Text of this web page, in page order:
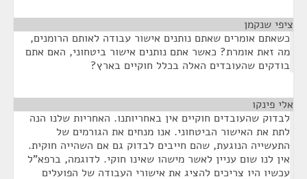
ציפי שנקמן
כשאתם אומרים שאתם נותנים אישור עבודה לאותם הרומנים,
מה זאת אומרת? כאשר אתם נותנים אישור ביטחוני, האם אתם
בודקים שהעובדים האלה בכלל חוקיים בארץ?
אלי פינקו
לבדוק שהעובדים חוקיים אין באחריותנו. האחריות שלנו הנה
לתת את האישור הביטחוני. אנו מנחים את הגורמים של
התעשייה הנוגעת, שהם חייבים לבדוק גם אם השהייה חוקית.
אין לנו שום עניין לאשר מישהו שאינו חוקי. לדוגמה, ברפא"ל
עכשיו היו צריכים להציג את אישורי העבודה של הפועלים